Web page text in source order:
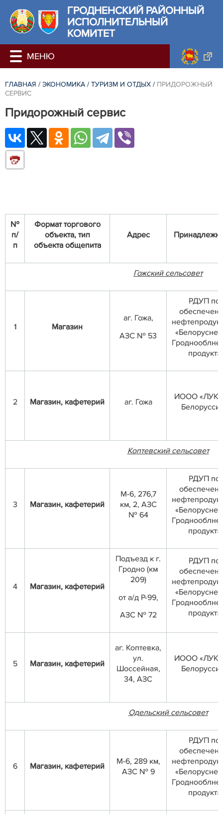
ГРОДНЕНСКИЙ РАЙОННЫЙ
ИСПОЛНИТЕЛЬНЫЙ
КОМИТЕТ
ГЛАВНАЯ / ЭКОНОМИКА / ТУРИЗМ И ОТДЫХ / ПРИДОРОЖНЫЙ
СЕРВИС
Придорожный сервис
№
п/
п
Формат торгового
объекта, тип
объекта общепита
Адрес
Гожский сельсовет
1 Магазин
аг. Гожа,
АЗС № 53
РДУП по
продукт»
2 Магазин, кафетерий аг. Гожа
ИООО
Коптевский сельсовет
3 Магазин, кафетерий
М-6, 276,7
км, 2, АЗС
№ 64
РДУП по
продукт»
4 Магазин, кафетерий
Подъезд к г.
Гродно (км
209)
от а/д Р-99,
АЗС № 72
РДУП по
продукт»
5 Магазин, кафетерий
аг. Коптевка,
ул.
Шоссейная,
34, АЗС
ИООО
Одельский сельсовет
6 Магазин, кафетерий
М-6, 289 км,
АЗС № 9
РДУП по
продукт»